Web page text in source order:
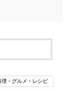
理・グルメ・レシピ